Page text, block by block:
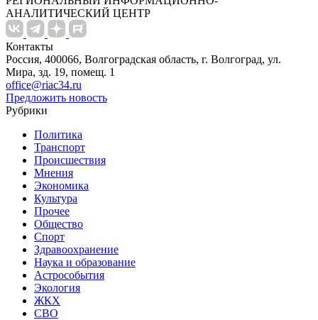
АНАЛИТИЧЕСКИЙ ЦЕНТР
Контакты
Россия, 400066, Волгоградская область, г. Волгоград, ул.
Мира, зд. 19, помещ. 1
office@riac34.ru
Предложить новость
Рубрики
Политика
Транспорт
Происшествия
Мнения
Экономика
Культура
Прочее
Общество
Спорт
Здравоохранение
Наука и образование
Астрособытия
Экология
ЖКХ
СВО